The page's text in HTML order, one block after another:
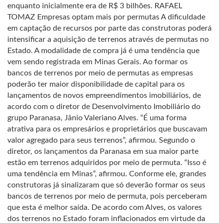
enquanto inicialmente era de R$ 3 bilhões. RAFAEL
TOMAZ Empresas optam mais por permutas A dificuldade
em captação de recursos por parte das construtoras poderá
intensificar a aquisição de terrenos através de permutas no
Estado. A modalidade de compra já é uma tendência que
vem sendo registrada em Minas Gerais. Ao formar os
bancos de terrenos por meio de permutas as empresas
poderão ter maior disponibilidade de capital para os
lançamentos de novos empreendimentos imobiliários, de
acordo com o diretor de Desenvolvimento Imobiliário do
grupo Paranasa, Jânio Valeriano Alves. “É uma forma
atrativa para os empresários e proprietários que buscavam
valor agregado para seus terrenos”, afirmou. Segundo o
diretor, os lançamentos da Paranasa em sua maior parte
estão em terrenos adquiridos por meio de permuta. “Isso é
uma tendência em Minas”, afirmou. Conforme ele, grandes
construtoras já sinalizaram que só deverão formar os seus
bancos de terrenos por meio de permuta, pois perceberam
que esta é melhor saída. De acordo com Alves, os valores
dos terrenos no Estado foram inflacionados em virtude da